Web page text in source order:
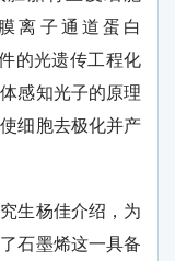
离子通道蛋白
的光遗传工程化
感知光子的原理
细胞去极化并产
生杨佳介绍， 为
石墨烯这一具备